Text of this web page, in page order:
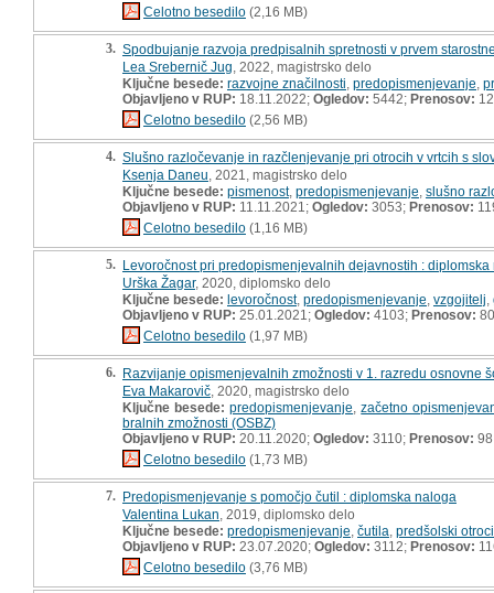
Celotno besedilo (2,16 MB)
3. Spodbujanje razvoja predpisalnih spretnosti v prvem
Lea Srebernič Jug , 2022, magistrsko delo
Ključne besede: razvojne značilnosti predopismenjevanje
Objavljeno v RUP: 18.11.2022; Ogledov: 5442; Prenosov:
Celotno besedilo (2,56 MB)
4. Slušno razločevanje in razčlenjevanje pri otrocih v vrtcih s
Ksenja Daneu , 2021, magistrsko delo
Ključne besede: pismenost, predopismenjevanje slušno
Objavljeno v RUP: 11.11.2021; Ogledov: 3053; Prenosov:
Celotno besedilo (1,16 MB)
5. Levoročnost pri predopismenjevalnih dejavnostih : diplomska
Urška Žagar, 2020, diplomsko delo
Ključne besede: levoročnost, predopismenjevanje vzgojitelj
Objavljeno v RUP: 25.01.2021; Ogledov: 4103; Prenosov: 80
Celotno besedilo (1,97 MB)
6. Razvijanje opismenjevalnih zmožnosti v 1. razredu osnovne
Eva Makarovič , 2020, magistrsko delo
Ključne besede: predopismenjevanje ,začetno
bralnih zmožnosti (OSBZ)
Objavljeno v RUP: 20.11.2020; Ogledov: 3110; Prenosov: 98
Celotno besedilo (1,73 MB)
7. Predopismenjevanje s pomočjo čutil : diplomska naloga
Valentina Lukan , 2019, diplomsko delo
Ključne besede: predopismenjevanje čutila predšolski otroci
Objavljeno v RUP: 23.07.2020; Ogledov: 3112; Prenosov:
Celotno besedilo (3,76 MB)